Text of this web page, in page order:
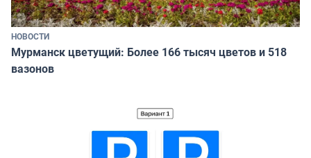
НОВОСТИ
Мурманск цветущий: Более 166 тысяч цветов и 518
вазонов